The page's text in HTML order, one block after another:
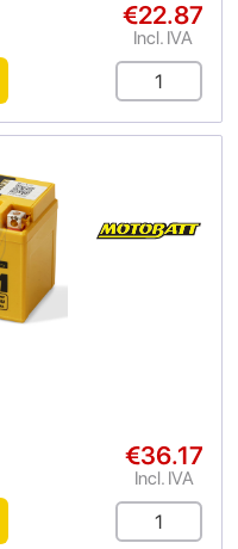
€22.87
Incl. IVA
€36.17
Incl. IVA